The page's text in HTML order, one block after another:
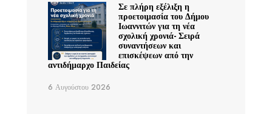
Σε πλήρη εξέλιξη η
προετοιμασία του Δήμου
Ιωαννιτών για τη νέα
σχολική χρονιά- Σειρά
συναντήσεων και
επισκέψεων από την
αντιδήμαρχο Παιδείας
6 Αυγούστου 2026